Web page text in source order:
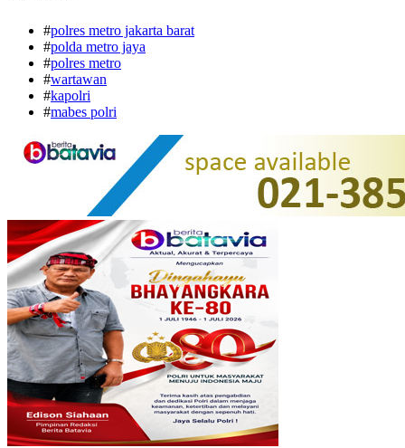
#polres metro jakarta barat
#polda metro jaya
#polres metro
#wartawan
#kapolri
#mabes polri